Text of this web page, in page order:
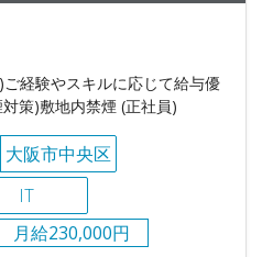
経験やスキルに応じて給与優
策)敷地内禁煙 (正社員)
大阪市中央区
IT
月給230,000円